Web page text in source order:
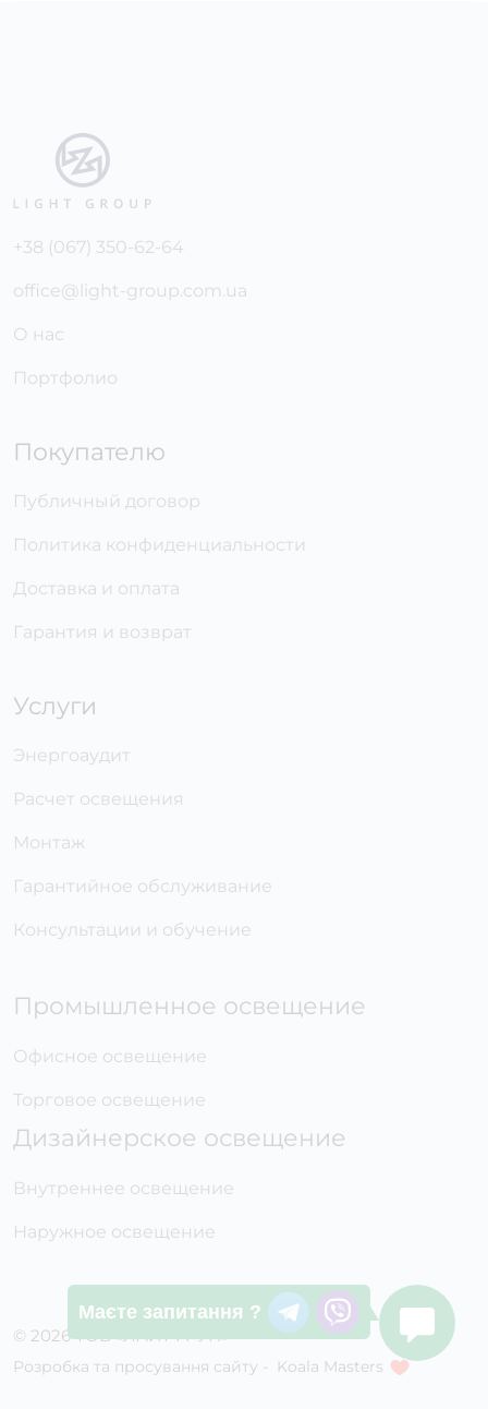
+38 (067) 350-62-64
office@light-group.com.ua
О нас
Портфолио
Покупателю
Публичный договор
Политика конфиденциальности
Доставка и оплата
Гарантия и возврат
Услуги
Энергоаудит
Расчет освещения
Монтаж
Гарантийное обслуживание
Консультации и обучение
Промышленное освещение
Офисное освещение
Торговое освещение
Дизайнерское освещение
Внутреннее освещение
Наружное освещение
© 2026 ТОВ «ЛАЙТ ГРУП»
Розробка та просування сайту - Koala Masters
Маєте запитання ?